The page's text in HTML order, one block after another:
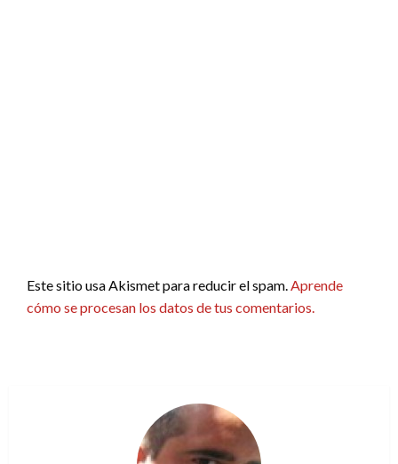
Este sitio usa Akismet para reducir el spam.Aprende
cómo se procesan los datos de tus comentarios.